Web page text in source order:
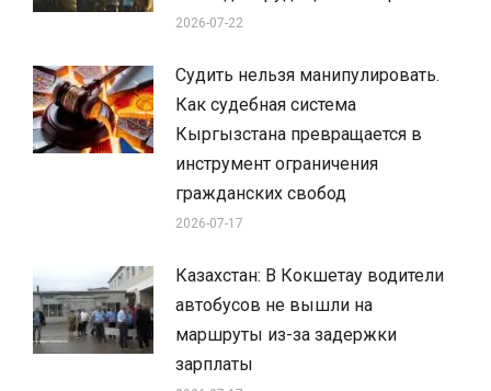
2026-07-22
Судить нельзя манипулировать.
Как судебная система
Кыргызстана превращается в
инструмент ограничения
гражданских свобод
2026-07-17
Казахстан: В Кокшетау водители
автобусов не вышли на
маршруты из-за задержки
зарплаты